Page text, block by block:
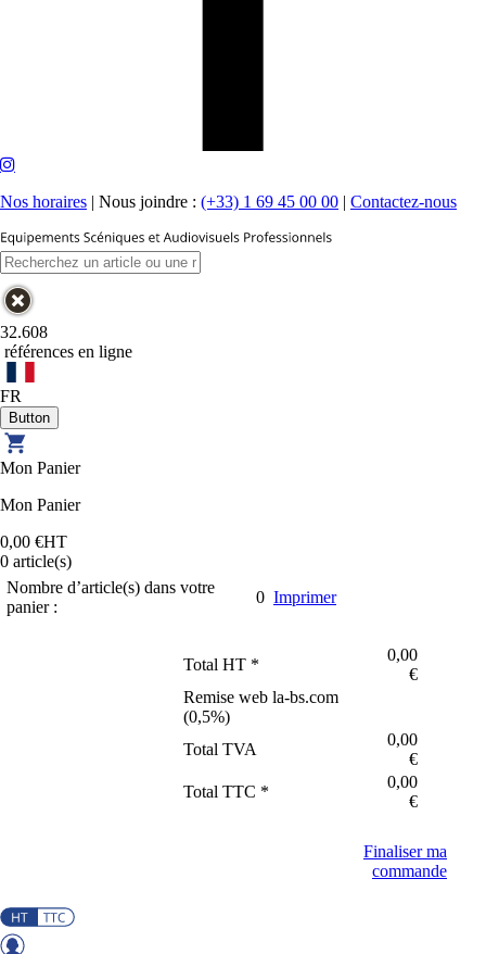
Nos horaires | Nous joindre : (+33) 1 69 45 00 00 | Contactez-nous
32.608
références en ligne
FR
Mon Panier
Mon Panier
0,00 €HT
0 article(s)
Nombre d’article(s) dans votre
panier :
0 Imprimer
Total HT *
0,00
€
Remise web la-bs.com
(0,5%)
Total TVA
0,00
€
Total TTC *
0,00
€
Finaliser ma
commande